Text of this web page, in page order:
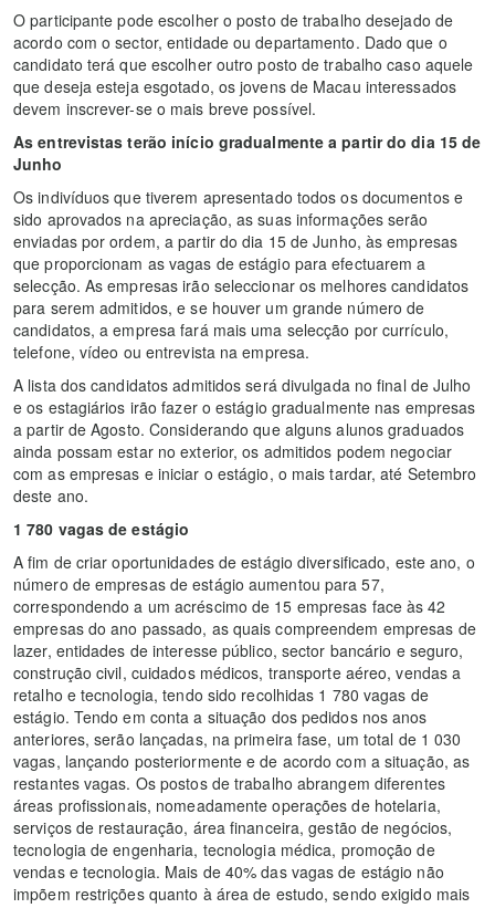
O participante pode escolher o posto de trabalho desejado de
acordo com o sector, entidade ou departamento. Dado que o
candidato terá que escolher outro posto de trabalho caso aquele
que deseja esteja esgotado, os jovens de Macau interessados
devem inscrever-se o mais breve possível.
As entrevistas terão início gradualmente a partir do dia 15 de
Junho
Os indivíduos que tiverem apresentado todos os documentos e
sido aprovados na apreciação, as suas informações serão
enviadas por ordem, a partir do dia 15 de Junho, às empresas
que proporcionam as vagas de estágio para efectuarem a
selecção. As empresas irão seleccionar os melhores candidatos
para serem admitidos, e se houver um grande número de
candidatos, a empresa fará mais uma selecção por currículo,
telefone, vídeo ou entrevista na empresa.
A lista dos candidatos admitidos será divulgada no final de Julho
e os estagiários irão fazer o estágio gradualmente nas empresas
a partir de Agosto. Considerando que alguns alunos graduados
ainda possam estar no exterior, os admitidos podem negociar
com as empresas e iniciar o estágio, o mais tardar, até Setembro
deste ano.
1 780 vagas de estágio
A fim de criar oportunidades de estágio diversificado, este ano, o
número de empresas de estágio aumentou para 57,
correspondendo a um acréscimo de 15 empresas face às 42
empresas do ano passado, as quais compreendem empresas de
lazer, entidades de interesse público, sector bancário e seguro,
construção civil, cuidados médicos, transporte aéreo, vendas a
retalho e tecnologia, tendo sido recolhidas 1 780 vagas de
estágio. Tendo em conta a situação dos pedidos nos anos
anteriores, serão lançadas, na primeira fase, um total de 1 030
vagas, lançando posteriormente e de acordo com a situação, as
restantes vagas. Os postos de trabalho abrangem diferentes
áreas profissionais, nomeadamente operações de hotelaria,
serviços de restauração, área financeira, gestão de negócios,
tecnologia de engenharia, tecnologia médica, promoção de
vendas e tecnologia. Mais de 40% das vagas de estágio não
impõem restrições quanto à área de estudo, sendo exigido mais